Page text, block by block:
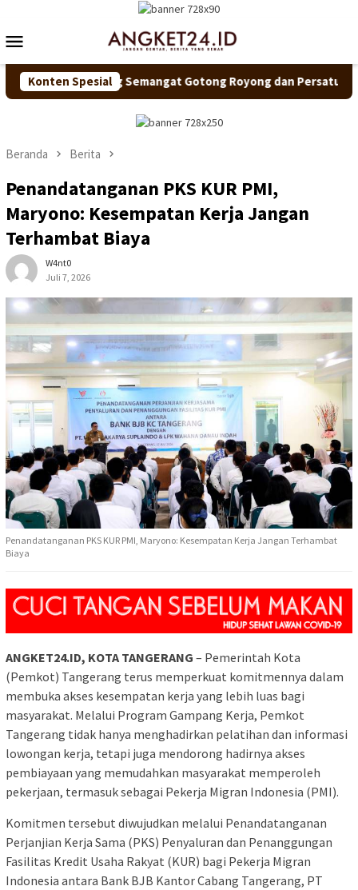
konten
Mobile
Konten Spesial
Semangat Gotong Royong dan Persatuan
Beranda Berita
Penandatanganan PKS KUR PMI,
Maryono: Kesempatan Kerja Jangan
Terhambat Biaya
W4nt0
Juli 7, 2026
Penandatanganan PKS KUR PMI, Maryono: Kesempatan Kerja Jangan Terhambat
Biaya
ANGKET24.ID, KOTA TANGERANG – Pemerintah Kota
(Pemkot) Tangerang terus memperkuat komitmennya dalam
membuka akses kesempatan kerja yang lebih luas bagi
masyarakat. Melalui Program Gampang Kerja, Pemkot
Tangerang tidak hanya menghadirkan pelatihan dan informasi
lowongan kerja, tetapi juga mendorong hadirnya akses
pembiayaan yang memudahkan masyarakat memperoleh
pekerjaan, termasuk sebagai Pekerja Migran Indonesia (PMI).
Komitmen tersebut diwujudkan melalui Penandatanganan
Perjanjian Kerja Sama (PKS) Penyaluran dan Penanggungan
Fasilitas Kredit Usaha Rakyat (KUR) bagi Pekerja Migran
Indonesia antara Bank BJB Kantor Cabang Tangerang, PT